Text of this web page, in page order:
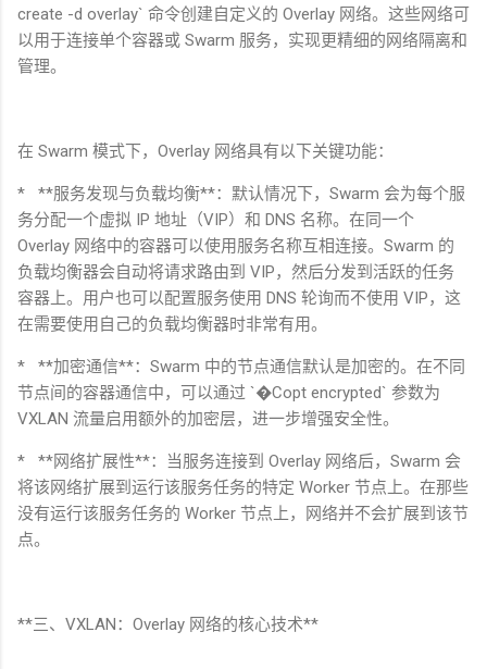
create -d overlay` 命令创建自定义的 Overlay 网络。这些网络可
以用于连接单个容器或 Swarm 服务，实现更精细的网络隔离和
管理。
在 Swarm 模式下， Overlay 网络具有以下关键功能：
* **服务发现与负载均衡**：默认情况下， Swarm 会为每个服
务分配一个虚拟 IP 地址（VIP）和 DNS 名称。在同一个
Overlay 网络中的容器可以使用服务名称互相连接。 Swarm 的
负载均衡器会自动将请求路由到 VIP，然后分发到活跃的任务
容器上。用户也可以配置服务使用 DNS 轮询而不使用 VIP，这
在需要使用自己的负载均衡器时非常有用。
* **加密通信**： Swarm 中的节点通信默认是加密的。在不同
节点间的容器通信中，可以通过 `�Copt encrypted` 参数为
VXLAN 流量启用额外的加密层，进一步增强安全性。
* **网络扩展性**：当服务连接到 Overlay 网络后， Swarm 会
将该网络扩展到运行该服务任务的特定 Worker 节点上。在那些
没有运行该服务任务的 Worker 节点上，网络并不会扩展到该节
点。
**三、 VXLAN： Overlay 网络的核心技术**